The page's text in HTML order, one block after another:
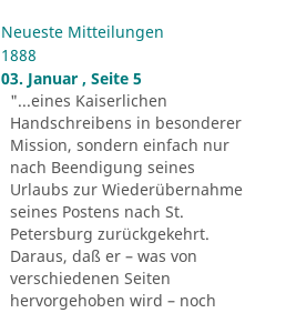
Neueste Mitteilungen
1888
03. Januar , Seite 5
"...eines Kaiserlichen
Handschreibens in besonderer
Mission, sondern einfach nur
nach Beendigung seines
Urlaubs zur Wiederübernahme
seines Postens nach St.
Petersburg zurückgekehrt.
Daraus, daß er – was von
verschiedenen Seiten
hervorgehoben wird – noch